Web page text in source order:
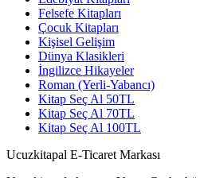
Felsefe Kitapları
Çocuk Kitapları
Kişisel Gelişim
Dünya Klasikleri
İngilizce Hikayeler
Roman (Yerli-Yabancı)
Kitap Seç Al 50TL
Kitap Seç Al 70TL
Kitap Seç Al 100TL
Ucuzkitapal E-Ticaret Markası